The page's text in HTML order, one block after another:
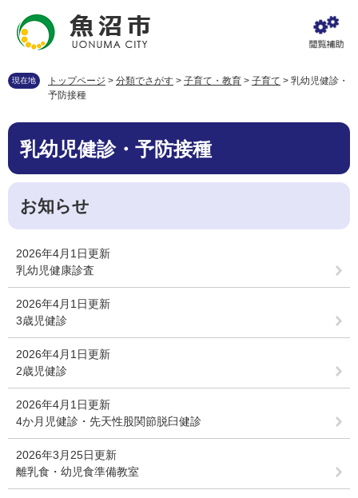
先
す
を
し
へ
現在地 トップページ > 分類でさがす > 子育て・教育 > 子育て > 乳幼児健診・
予防接種
本
乳幼児健診・予防接種
お知らせ
2026年4月1日更新
乳幼児健康診査
2026年4月1日更新
3歳児健診
2026年4月1日更新
2歳児健診
2026年4月1日更新
4か月児健診・先天性股関節脱臼健診
2026年3月25日更新
離乳食・幼児食準備教室